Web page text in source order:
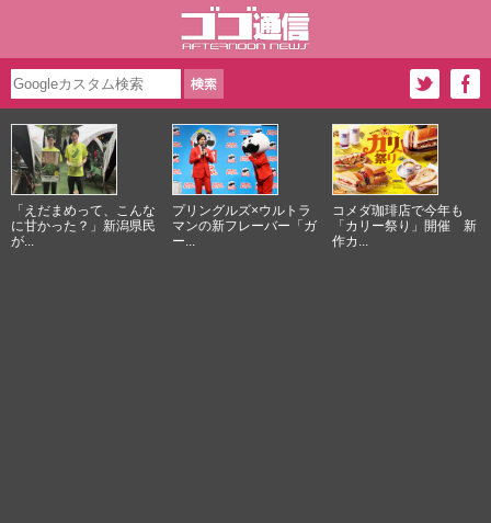
「えだまめって、こんな
に甘かった？」新潟県民
が...
プリングルズ×ウルトラ
マンの新フレーバー「ガ
ー...
コメダ珈琲店で今年も
「カリー祭り」開催 新
作カ...